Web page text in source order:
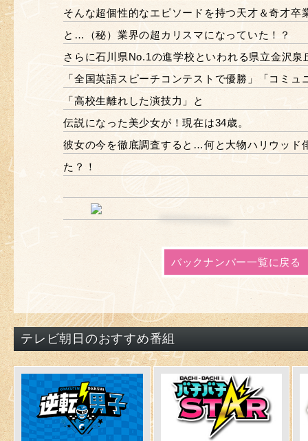
そんな超個性的なエピソードを持つ天才＆奇才卒
と…（秘）業界の超カリスマになっていた！？
さらに石川県No.1の進学校といわれる県立金沢泉
「全国英語スピーチコンテストで優勝」「コミュ
「高校生離れした演技力」と
伝説になった美少女が！現在は34歳。
彼女の今を徹底調査すると…何と大物ハリウッド
た？！
バックナンバー一覧に戻る
テレビ朝日のおすすめ番組